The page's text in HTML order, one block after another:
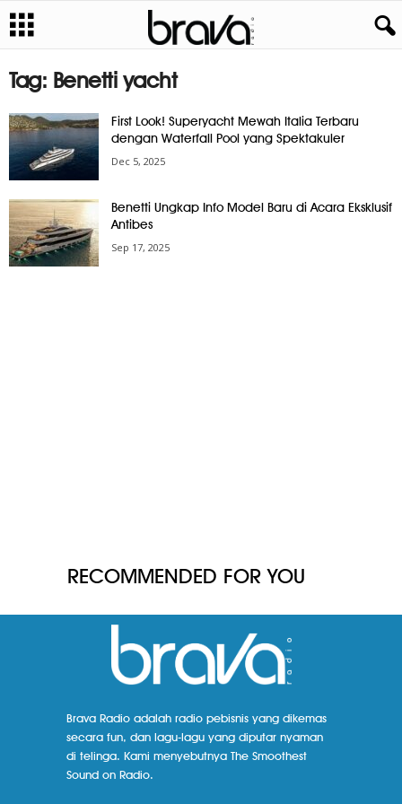
Tag: Benetti yacht
First Look! Superyacht Mewah Italia Terbaru
dengan Waterfall Pool yang Spektakuler
Dec 5, 2025
Benetti Ungkap Info Model Baru di Acara Eksklusif
Antibes
Sep 17, 2025
RECOMMENDED FOR YOU
Brava Radio adalah radio pebisnis yang dikemas
secara fun, dan lagu-lagu yang diputar nyaman
di telinga. Kami menyebutnya The Smoothest
Sound on Radio.